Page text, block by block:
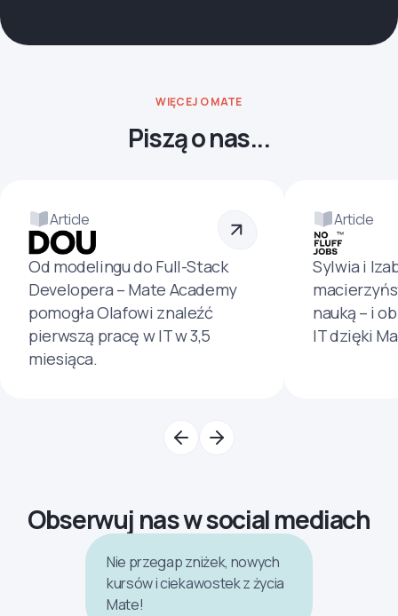
WIĘCEJ O MATE
Piszą o nas...
Article
Od modelingu do Full-Stack
Developera – Mate Academy
pomogła Olafowi znaleźć
pierwszą pracę w IT w 3,5
miesiąca.
Article
Sylwia i
nauką – i
IT dzięki
Obserwuj nas w social mediach
Nie przegap zniżek, nowych
kursów i ciekawostek z życia
Mate!